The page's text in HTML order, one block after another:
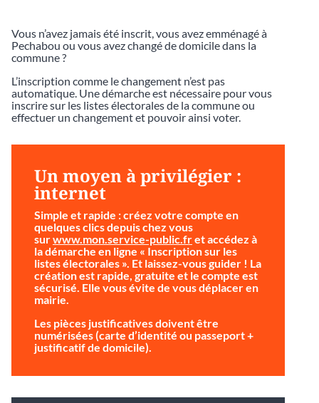
Vous n’avez jamais été inscrit, vous avez emménagé à
Pechabou ou vous avez changé de domicile dans la
commune ?
L’inscription comme le changement n’est pas
automatique. Une démarche est nécessaire pour vous
inscrire sur les listes électorales de la commune ou
effectuer un changement et pouvoir ainsi voter.
Un moyen à privilégier :
internet
Simple et rapide : créez votre compte en
quelques clics depuis chez vous
surwww.mon.service-public.fret accédez à
la démarche en ligne « Inscription sur les
listes électorales ». Et laissez-vous guider ! La
création est rapide, gratuite et le compte est
sécurisé. Elle vous évite de vous déplacer en
mairie.
Les pièces justificatives doivent être
numérisées (carte d’identité ou passeport +
justificatif de domicile).